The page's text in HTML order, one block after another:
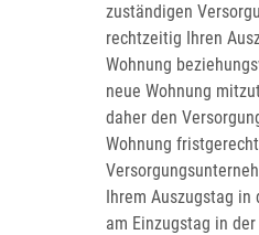
zuständigen
rechtzeitig Ihren
Wohnung
neue Wohnung
daher den
Wohnung
Ihrem Auszugstag in
am Einzugstag in